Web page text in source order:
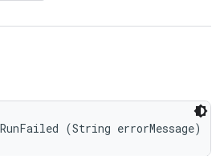
(String errorMessage)